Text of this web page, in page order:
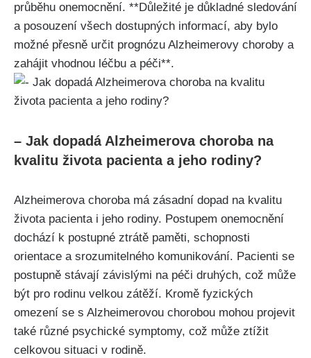
průběhu onemocnění. **Důležité je důkladné sledování
a posouzení všech dostupných informací, aby bylo
možné přesně určit prognózu Alzheimerovy choroby a
zahájit vhodnou léčbu a péči**.
– Jak dopadá Alzheimerova choroba na
kvalitu života pacienta a jeho rodiny?
Alzheimerova choroba má zásadní dopad na kvalitu
života pacienta i jeho rodiny. Postupem onemocnění
dochází k postupné ztrátě paměti, schopnosti
orientace a srozumitelného komunikování. Pacienti se
postupně stávají závislými na péči druhých, což může
být pro rodinu velkou zátěží. Kromě fyzických
omezení se s Alzheimerovou chorobou mohou projevit
také různé psychické symptomy, což může ztížit
celkovou situaci v rodině.